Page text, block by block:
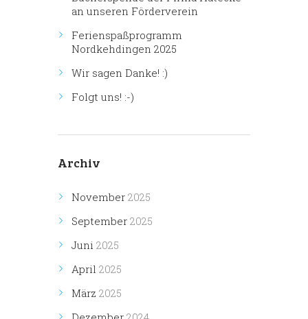
an unseren Förderverein
Ferienspaßprogramm
Nordkehdingen 2025
Wir sagen Danke! :)
Folgt uns! :-)
Archiv
November 2025
September 2025
Juni 2025
April 2025
März 2025